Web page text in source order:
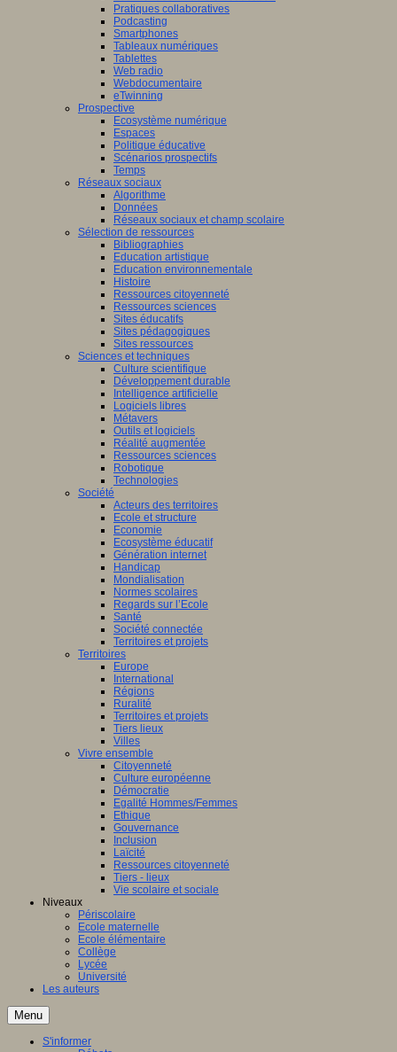
Pratiques collaboratives
Podcasting
Smartphones
Tableaux numériques
Tablettes
Web radio
Webdocumentaire
eTwinning
Prospective
Ecosystème numérique
Espaces
Politique éducative
Scénarios prospectifs
Temps
Réseaux sociaux
Algorithme
Données
Réseaux sociaux et champ scolaire
Sélection de ressources
Bibliographies
Education artistique
Education environnementale
Histoire
Ressources citoyenneté
Ressources sciences
Sites éducatifs
Sites pédagogiques
Sites ressources
Sciences et techniques
Culture scientifique
Développement durable
Intelligence artificielle
Logiciels libres
Métavers
Outils et logiciels
Réalité augmentée
Ressources sciences
Robotique
Technologies
Société
Acteurs des territoires
Ecole et structure
Economie
Ecosystème éducatif
Génération internet
Handicap
Mondialisation
Normes scolaires
Regards sur l’Ecole
Santé
Société connectée
Territoires et projets
Territoires
Europe
International
Régions
Ruralité
Territoires et projets
Tiers lieux
Villes
Vivre ensemble
Citoyenneté
Culture européenne
Démocratie
Egalité Hommes/Femmes
Ethique
Gouvernance
Inclusion
Laïcité
Ressources citoyenneté
Tiers - lieux
Vie scolaire et sociale
Niveaux
Périscolaire
Ecole maternelle
Ecole élémentaire
Collège
Lycée
Université
Les auteurs
Menu
S'informer